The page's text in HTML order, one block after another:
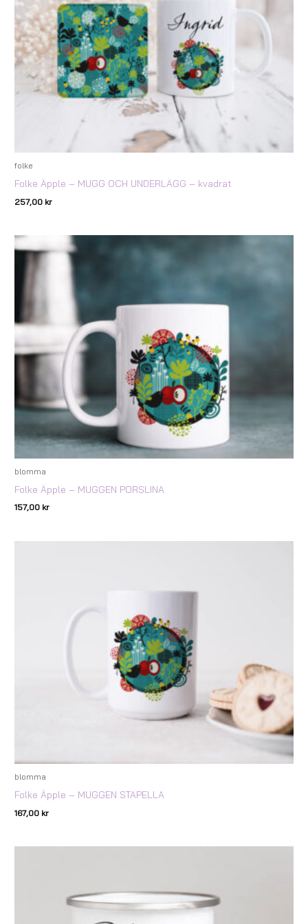
folke
Folke Äpple – MUGG OCH UNDERLÄGG – kvadrat
257,00 kr
blomma
Folke Äpple – MUGGEN PORSLINA
157,00 kr
blomma
Folke Äpple – MUGGEN STAPELLA
167,00 kr